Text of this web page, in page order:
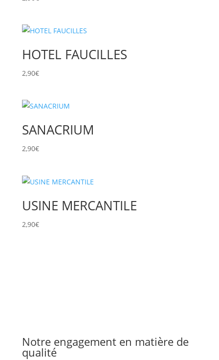
HOTEL FAUCILLES
2,90€
SANACRIUM
2,90€
USINE MERCANTILE
2,90€
Notre engagement en matière de
qualité